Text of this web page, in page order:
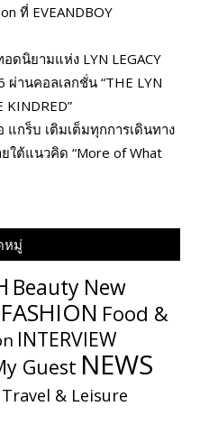
ที่ EVEANDBOY
ดนิยามแห่ง LYN LEGACY
านคอลเลกชั่น “THE LYN
KINDRED”
กร็บ เติมเต็มทุกการเดินทาง
ใต้แนวคิด “More of What
หมู่
Beauty New
FASHION Food &
INTERVIEW
Guest NEWS
Travel & Leisure